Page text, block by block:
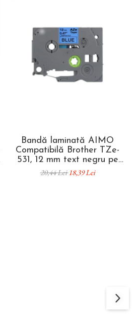
Bandă laminată AIMO
Compatibilă Brother TZe-
531, 12 mm text negru pe
albastru, pentru organizare
documente, identificare
20,44 Lei18,39 Lei